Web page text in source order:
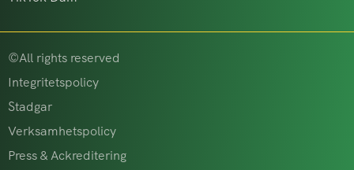
©All rights reserved
Integritetspolicy
Stadgar
Verksamhetspolicy
Press & Ackreditering